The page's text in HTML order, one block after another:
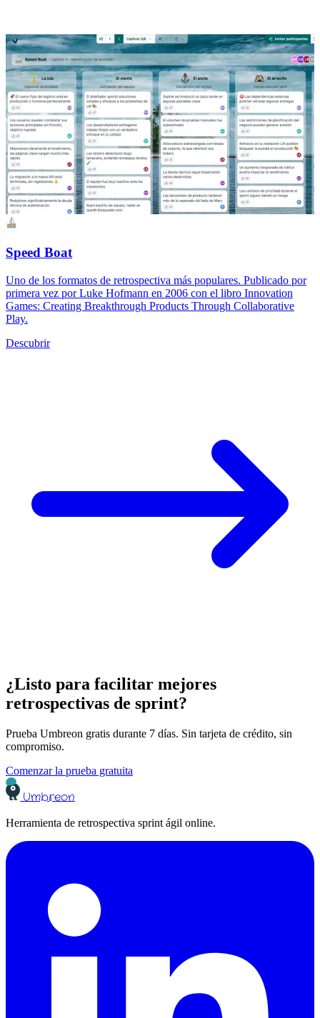
Speed Boat
Uno de los formatos de retrospectiva más populares. Publicado por
primera vez por Luke Hofmann en 2006 con el libro Innovation
Games: Creating Breakthrough Products Through Collaborative
Play.
Descubrir
¿Listo para facilitar mejores
retrospectivas de sprint?
Prueba Umbreon gratis durante 7 días. Sin tarjeta de crédito, sin
compromiso.
Comenzar la prueba gratuita
Umbreon
Herramienta de retrospectiva sprint ágil online.